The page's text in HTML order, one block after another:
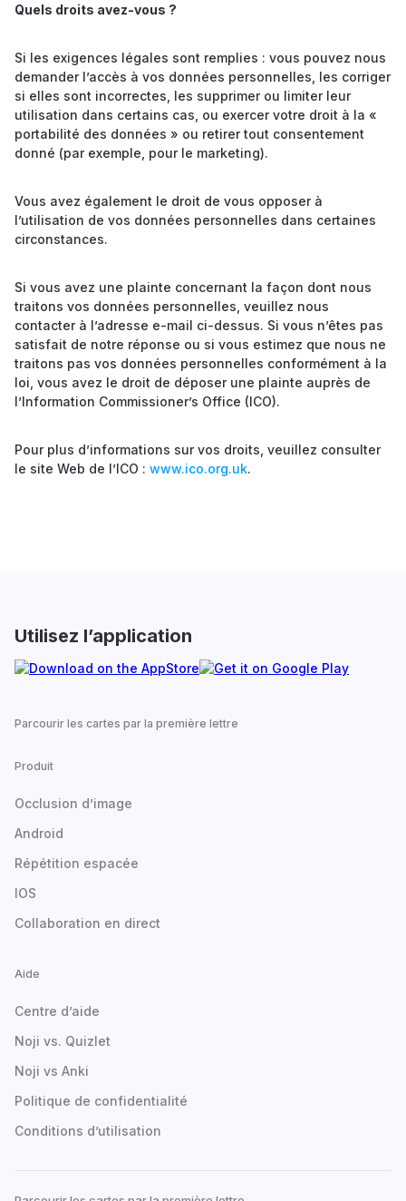
Quels droits avez-vous ?
Si les exigences légales sont remplies : vous pouvez nous
demander l’accès à vos données personnelles, les corriger
si elles sont incorrectes, les supprimer ou limiter leur
utilisation dans certains cas, ou exercer votre droit à la «
portabilité des données » ou retirer tout consentement
donné (par exemple, pour le marketing).
Vous avez également le droit de vous opposer à
l’utilisation de vos données personnelles dans certaines
circonstances.
Si vous avez une plainte concernant la façon dont nous
traitons vos données personnelles, veuillez nous
contacter à l’adresse e-mail ci-dessus. Si vous n’êtes pas
satisfait de notre réponse ou si vous estimez que nous ne
traitons pas vos données personnelles conformément à la
loi, vous avez le droit de déposer une plainte auprès de
l’Information Commissioner’s Office (ICO).
Pour plus d’informations sur vos droits, veuillez consulter
le site Web de l’ICO : www.ico.org.uk.
Utilisez l’application
Parcourir les cartes par la première lettre
Produit
Occlusion d’image
Android
Répétition espacée
IOS
Collaboration en direct
Aide
Centre d’aide
Noji vs. Quizlet
Noji vs Anki
Politique de confidentialité
Conditions d’utilisation